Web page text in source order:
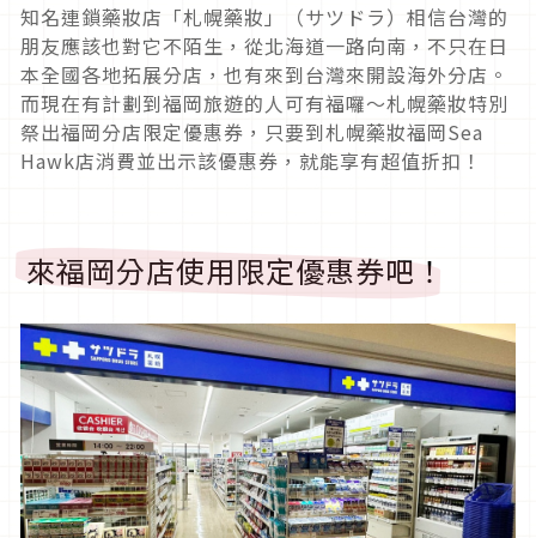
知名連鎖藥妝店「札幌藥妝」（サツドラ）相信台灣的
朋友應該也對它不陌生，從北海道一路向南，不只在日
本全國各地拓展分店，也有來到台灣來開設海外分店。
而現在有計劃到福岡旅遊的人可有福囉～札幌藥妝特別
祭出福岡分店限定優惠券，只要到札幌藥妝福岡Sea
Hawk店消費並出示該優惠券，就能享有超值折扣！
來福岡分店使用限定優惠券吧！